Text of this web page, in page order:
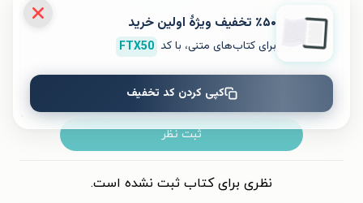
ثبت نظر
نظری برای کتاب ثبت نشده است.
٪۵۰ تخفیف ویژۀ اولین خرید
برای کتاب‌های متنی، با کد FTX50
کپی کردن کد تخفیف